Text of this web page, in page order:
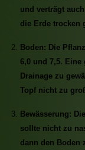
und verträgt
die Erde trocken
Boden: Die
6,0 und 7,5.
Drainage zu
Topf nicht zu
Bewässerung:
sollte nicht zu
dann den Boden